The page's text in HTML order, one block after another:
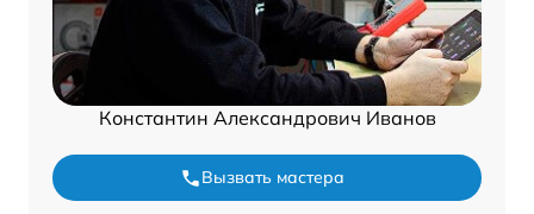
Константин Александрович Иванов
Вызвать мастера